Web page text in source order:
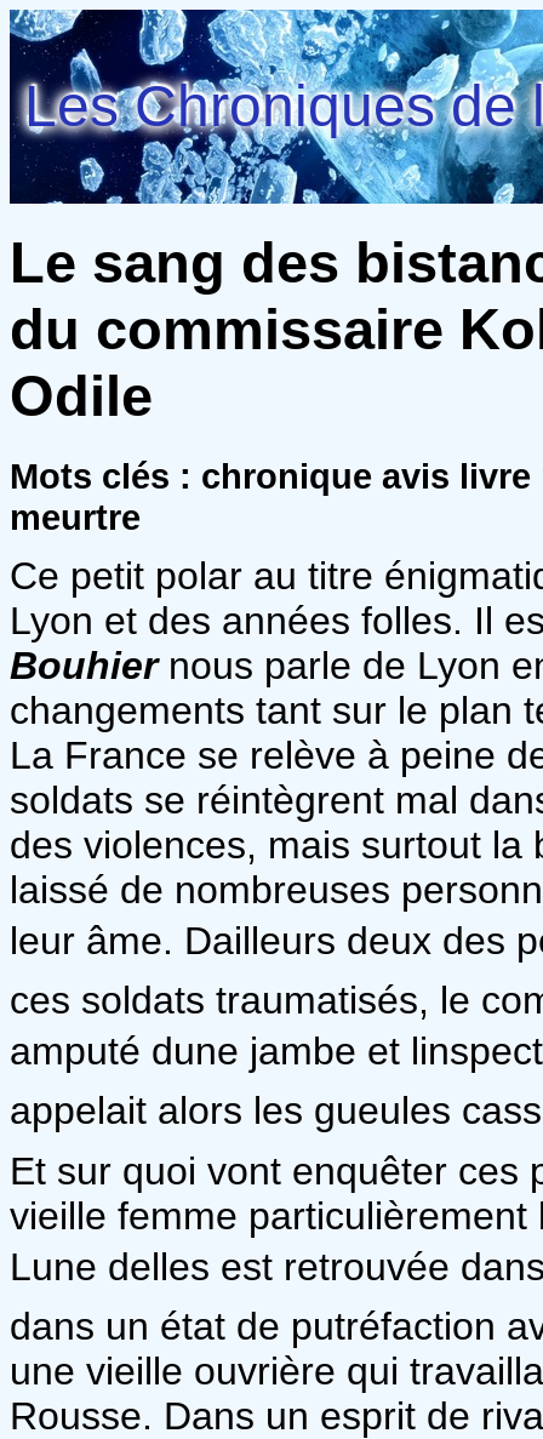
Les Chroniques de
Le sang des
du commissaire
Odile
Mots clés : chronique avis
meurtre
Ce petit polar au titre
Lyon et des années folles. Il
Bouhier nous parle de Lyon
changements tant sur le plan
La France se relève à peine
soldats se réintègrent mal
des violences, mais surtout
laissé de nombreuses
leur âme. Dailleurs deux des
ces soldats traumatisés, le
amputé dune jambe et
appelait alors les gueules
Et sur quoi vont enquêter ces
vieille femme
Lune delles est retrouvée
dans un état de putréfaction
une vieille ouvrière qui
Rousse. Dans un esprit de